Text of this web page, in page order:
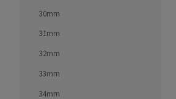
30mm
31mm
32mm
33mm
34mm